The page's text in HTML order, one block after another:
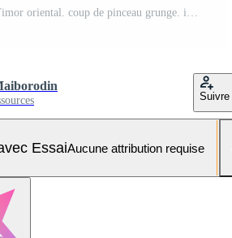
drapeau national du Timor oriental. coup de pinceau grunge. illustration vectorielle sur fond transparent. Vecteur Pro et SVG Pro
Suivre
EssaiAucune attribution requise